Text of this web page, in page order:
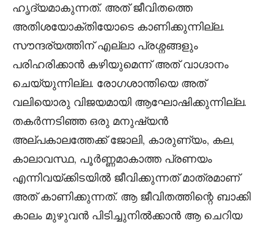
ഹൃദ്യമാകുന്നത്. അത് ജീവിതത്തെ
അതിശയോക്തിയോടെ കാണിക്കുന്നില്ല.
സൗന്ദര്യത്തിന് എല്ലാ പ്രശ്നങ്ങളും
പരിഹരിക്കാൻ കഴിയുമെന്ന് അത് വാഗ്ദാനം
ചെയ്യുന്നില്ല. രോഗശാന്തിയെ അത്
വലിയൊരു വിജയമായി ആഘോഷിക്കുന്നില്ല.
തകർന്നടിഞ്ഞ ഒരു മനുഷ്യൻ
അല്പകാലത്തേക്ക് ജോലി, കാരുണ്യം, കല,
കാലാവസ്ഥ, പൂർണ്ണമാകാത്ത പ്രണയം
എന്നിവയ്ക്കിടയിൽ ജീവിക്കുന്നത് മാത്രമാണ്
അത് കാണിക്കുന്നത്. ആ ജീവിതത്തിന്റെ ബാക്കി
കാലം മുഴുവൻ പിടിച്ചുനിൽക്കാൻ ആ ചെറിയ